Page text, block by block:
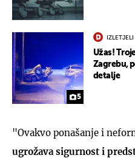
5
IZLETJELI
Užas!
Zagrebu,
detalje
"Ovakvo ponašanje i
ugrožava sigurnost i